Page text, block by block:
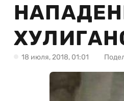
18 июля, 2018, 01:01